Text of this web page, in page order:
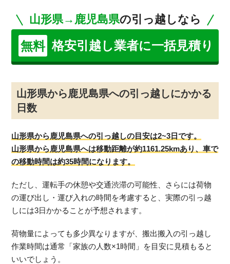
山形県→鹿児島県の引っ越しなら
無料 格安引越し業者に一括見積り
山形県から鹿児島県への引っ越しにかかる
日数
山形県から鹿児島県への引っ越しの目安は2~3日です。
山形県から鹿児島県へは移動距離が約1161.25kmあり、車で
の移動時間は約35時間になります。
ただし、運転手の休憩や交通渋滞の可能性、さらには荷物
の運び出し・運び入れの時間を考慮すると、実際の引っ越
しには3日かかることが予想されます。
荷物量によっても多少異なりますが、搬出搬入の引っ越し
作業時間は通常「家族の人数×1時間」を目安に見積もると
いいでしょう。